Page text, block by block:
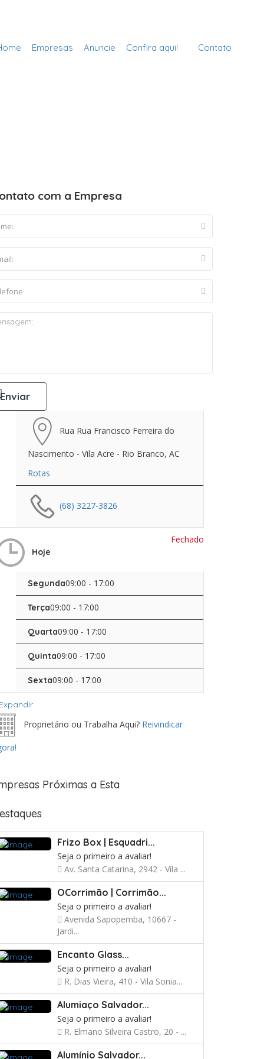
Empresas Anuncie Confira aqui! Contato
com a Empresa
Rua Rua Francisco Ferreira do
Nascimento - Vila Acre - Rio Branco, AC
Rotas
(68) 3227-3826
Hoje
Fechado
Segunda09:00 - 17:00
Terça09:00 - 17:00
Quarta09:00 - 17:00
Quinta09:00 - 17:00
Sexta09:00 - 17:00
Proprietário ou Trabalha Aqui? Reivindicar
Próximas a Esta
Frizo Box | Esquadri...
Seja o primeiro a avaliar!
Av. Santa Catarina, 2942 - Vila ...
OCorrimão | Corrimão...
Seja o primeiro a avaliar!
Avenida Sapopemba, 10667 -
Jardi...
Encanto Glass...
Seja o primeiro a avaliar!
R. Dias Vieira, 410 - Vila Sonia...
Alumiaço Salvador...
Seja o primeiro a avaliar!
R. Elmano Silveira Castro, 20 - ...
Alumínio Salvador...